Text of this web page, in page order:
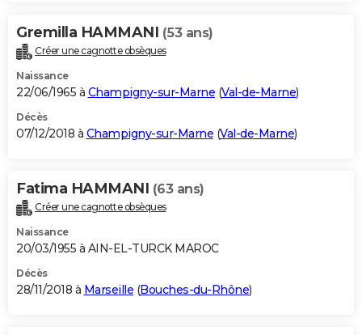
Gremilla HAMMANI (53 ans)
Créer une cagnotte obsèques
Naissance
22/06/1965 à Champigny-sur-Marne (Val-de-Marne)
Décès
07/12/2018 à Champigny-sur-Marne (Val-de-Marne)
Fatima HAMMANI (63 ans)
Créer une cagnotte obsèques
Naissance
20/03/1955 à AIN-EL-TURCK MAROC
Décès
28/11/2018 à Marseille (Bouches-du-Rhône)